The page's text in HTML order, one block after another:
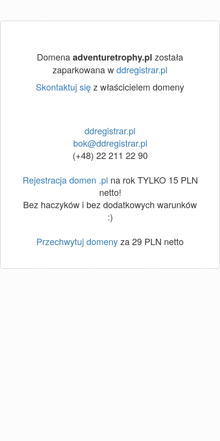
Domenaadventuretrophy.pl została
zaparkowana wddregistrar.pl
Skontaktuj sięz właścicielem domeny
ddregistrar.pl
bok@ddregistrar.pl
(+48) 22 211 22 90
Rejestracja domen .pl na rok TYLKO 15 PLN
netto!
Bez haczyków i bez dodatkowych warunków
:)
Przechwytuj domenyza 29 PLN netto